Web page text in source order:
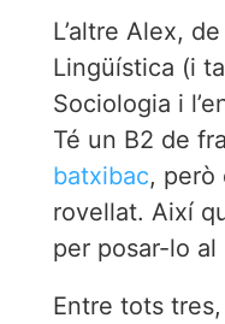
L’altre Alex,
Lingüística (i
Sociologia i
Té un B2 de
batxibac, però
rovellat. Així
per posar-lo al
Entre tots